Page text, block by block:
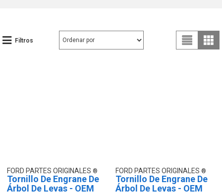
Filtros
FORD PARTES ORIGINALES
Tornillo De Engrane De
Árbol De Levas - OEM
FORD PARTES ORIGINALES
Tornillo De Engrane De
Árbol De Levas - OEM